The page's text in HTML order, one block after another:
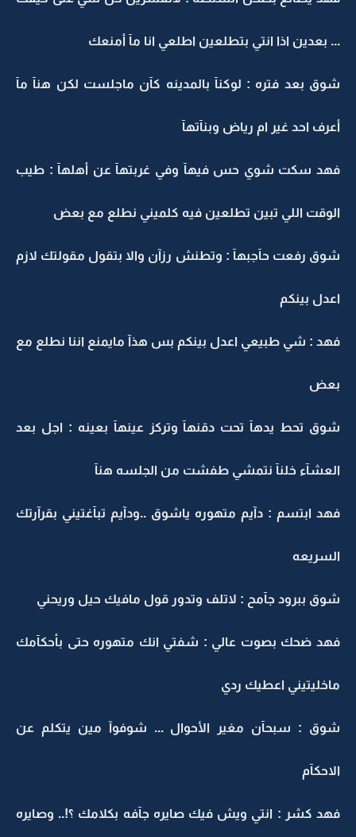
... بعدين اذا انتي بتطلعين اطلعي انا مآ أمنعك
شوق بعد فتره : لوكنآ بالمدينه كآن ماجلست لكن هنآ مآ
أعرف احد غير ام رياض وبنآتهآ
فهد سكت شوي حس فيهآ وفي غربتهآ عن أهلهآ : طيب
الوقت اللي تبين تطلعين فيه كلميني نطلع مع بعض
شوق رفعت حآجبهآ : وتطنش رزآن والا بتقول مقولتك لازم
اعدل بينكم
فهد : شي طبيعي اعدل بينكم بس هذآ مايمنع اننا نطلع مع
بعض
شوق تحط يدهآ تحت دقنهآ وتركز عينهآ بعينه : اجل بعد
العشآء خلنآ نتمشي طفشت من الجلسه هنآ
فهد ابتسم : دآيم متهوره ياشوق ..ودآيم تبآغتيني بقرآرتك
السريعه
شوق ببرود جآمح : لاتلف وتدور قول مافيك حيل وريحني
فهد ضحك بصوت عالي : شفتي انك متهوره حتى بأحكآمك
ماخليتيني اعطيك ردي
شوق : سبحآن مغير الأحوال ... شوفوآ مين يتكلم عن
الاحكآم
فهد كشر : انتي ويش فيك صايره جآفه بكلامك ؟!.. وصايره